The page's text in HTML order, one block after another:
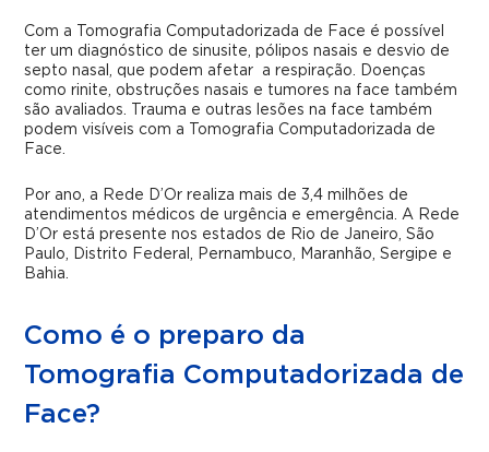
Com a Tomografia Computadorizada de Face é possível
ter um diagnóstico de sinusite, pólipos nasais e desvio de
septo nasal, que podem afetar a respiração. Doenças
como rinite, obstruções nasais e tumores na face também
são avaliados. Trauma e outras lesões na face também
podem visíveis com a Tomografia Computadorizada de
Face.
Por ano, a Rede D’Or realiza mais de 3,4 milhões de
atendimentos médicos de urgência e emergência. A Rede
D’Or está presente nos estados de Rio de Janeiro, São
Paulo, Distrito Federal, Pernambuco, Maranhão, Sergipe e
Bahia.
Como é o preparo da
Tomografia Computadorizada de
Face?